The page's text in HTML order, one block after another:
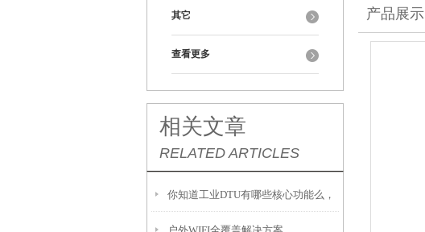
其它
查看更多
相关文章
RELATED ARTICLES
你知道工业DTU有哪些核心功能么，
产品展示